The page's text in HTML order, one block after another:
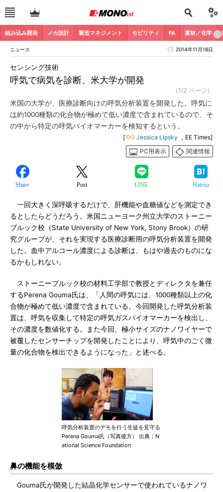
組み込み開発 メカ設計 製造マネジメント モビリティ FA 素材／化学
ニュース 2014年11月18日
呼気で病気を診断、米大学が開発
センシング技術
（1/2 ページ）
米国の大学が、医療診断向けの呼気分析装置を開発した。呼気に
は約1000種類の化合物が極めて低い濃度で含まれているので、そ
の中から特定の呼気バイオマーカーを検知するという。
[ Jessica Lipsky ，EE Times]
PC用表示
関連情報
Share Post LINE Hatena
一回大きく深呼吸するだけで、肝機能や血糖値などを測定でき
るとしたらどうだろう。米国ニューヨーク州立大学のストーニー
ブルック校（State University of New York, Stony Brook）の研
究グループが、それを実現する医療診断用の呼気分析装置を開発
した。血中アルコール濃度による診断は、もはや過去のものにな
るかもしれない。
ストーニーブルック校の材料工学部で教授とディレクタを兼任
するPerena Gouma氏は、「人間の呼気には、1000種類以上の化
合物が極めて低い濃度で含まれている。今回開発した呼気分析装
置は、呼気を収集して特定の呼気ガスバイオマーカーを検出し、
その濃度を数値化する。また今回、極小サイズのナノワイヤーで
被覆したセンサーチップを開発したことにより、呼気中のごく微
量の化合物を検出できるようになった」と述べる。
呼気分析装置のデモを行う生徒を見守る
Perena Gouma氏（写真後方） 出典：N
ational Science Foundation
鼻の機能を模倣
Gouma氏が開発した結晶化学センサーで使われているナノワ